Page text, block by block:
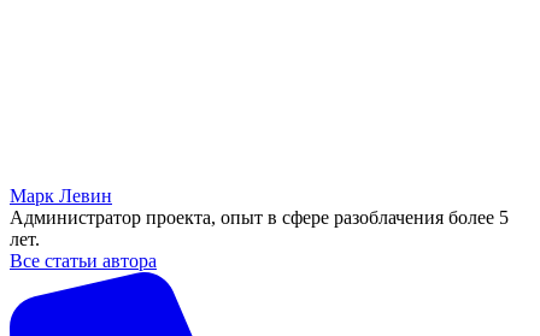
Марк Левин
Администратор проекта, опыт в сфере разоблачения более 5
лет.
Все статьи автора